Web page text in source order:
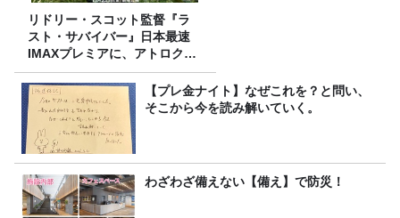
リドリー・スコット監督『ラ
スト・サバイバー』日本最速
IMAXプレミアに、アトロクリ
スナー60名をご招待！
【プレ金ナイト】なぜこれを？と問い、
そこから今を読み解いていく。
わざわざ備えない【備え】で防災！